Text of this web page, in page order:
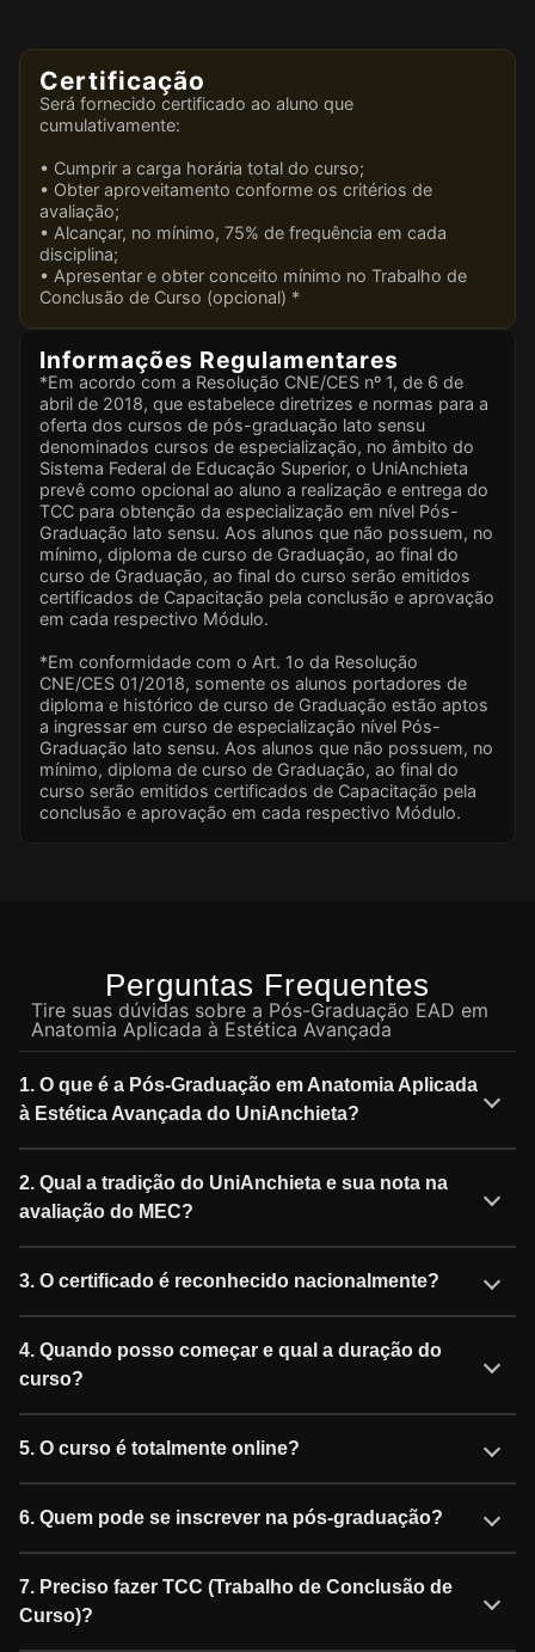
Certificação
Será fornecido certificado ao aluno que
cumulativamente:
• Cumprir a carga horária total do curso;
• Obter aproveitamento conforme os critérios de
avaliação;
• Alcançar, no mínimo, 75% de frequência em cada
disciplina;
• Apresentar e obter conceito mínimo no Trabalho de
Conclusão de Curso (opcional) *
Informações Regulamentares
*Em acordo com a Resolução CNE/CES nº 1, de 6 de
abril de 2018, que estabelece diretrizes e normas para a
oferta dos cursos de pós-graduação lato sensu
denominados cursos de especialização, no âmbito do
Sistema Federal de Educação Superior, o UniAnchieta
prevê como opcional ao aluno a realização e entrega do
TCC para obtenção da especialização em nível Pós-
Graduação lato sensu. Aos alunos que não possuem, no
mínimo, diploma de curso de Graduação, ao final do
curso de Graduação, ao final do curso serão emitidos
certificados de Capacitação pela conclusão e aprovação
em cada respectivo Módulo.
*Em conformidade com o Art. 1o da Resolução
CNE/CES 01/2018, somente os alunos portadores de
diploma e histórico de curso de Graduação estão aptos
a ingressar em curso de especialização nível Pós-
Graduação lato sensu. Aos alunos que não possuem, no
mínimo, diploma de curso de Graduação, ao final do
curso serão emitidos certificados de Capacitação pela
conclusão e aprovação em cada respectivo Módulo.
Perguntas Frequentes
Tire suas dúvidas sobre a Pós-Graduação EAD em
Anatomia Aplicada à Estética Avançada
1. O que é a Pós-Graduação em Anatomia Aplicada
à Estética Avançada do UniAnchieta?
2. Qual a tradição do UniAnchieta e sua nota na
avaliação do MEC?
3. O certificado é reconhecido nacionalmente?
4. Quando posso começar e qual a duração do
curso?
5. O curso é totalmente online?
6. Quem pode se inscrever na pós-graduação?
7. Preciso fazer TCC (Trabalho de Conclusão de
Curso)?